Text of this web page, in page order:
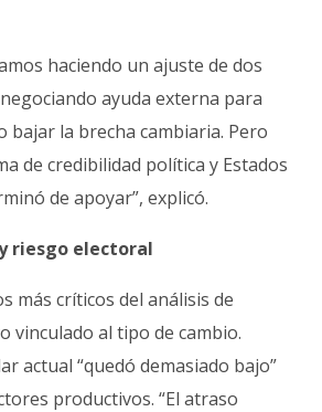
haciendo un ajuste de dos
ayuda externa para
bajar la brecha cambiaria. Pero
de credibilidad política y Estados
de apoyar”, explicó.
riesgo electoral
más críticos del análisis de
vinculado al tipo de cambio.
actual “quedó demasiado bajo”
productivos. “El atraso